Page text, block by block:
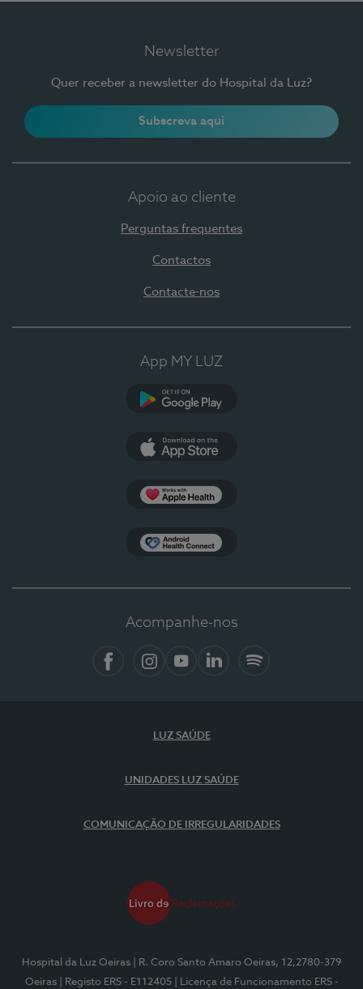
Newsletter
Quer receber a newsletter do Hospital da Luz?
Subscreva aqui
Apoio ao cliente
Perguntas frequentes
Contactos
Contacte-nos
App MY LUZ
Acompanhe-nos
LUZ SAÚDE
UNIDADES LUZ SAÚDE
COMUNICAÇÃO DE IRREGULARIDADES
Hospital da Luz Oeiras
| R. Coro Santo Amaro Oeiras, 12,2780-379
Oeiras
| Registo ERS - E112405
| Licença de Funcionamento ERS -